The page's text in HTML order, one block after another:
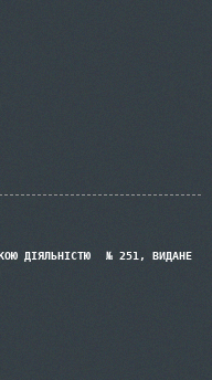
ДІЯЛЬНІСТЮ № 251, ВИДАНЕ